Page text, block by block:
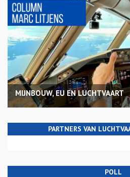
MIJNBOUW, EU EN LUCHTVAART
PARTNERS VAN
POLL